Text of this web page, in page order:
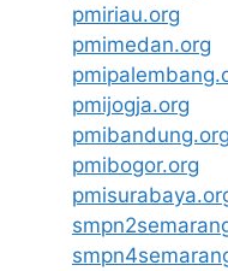
pmiriau.org
pmimedan.org
pmijogja.org
pmibandung.org
pmibogor.org